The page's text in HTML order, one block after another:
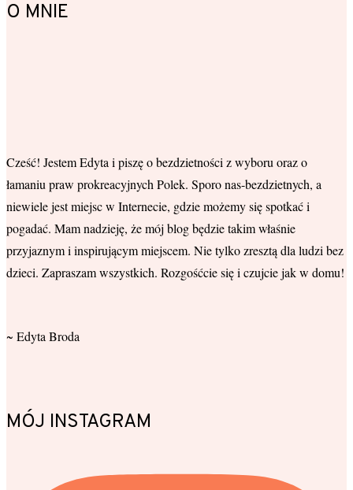
O MNIE
Cześć! Jestem Edyta i piszę o bezdzietności z wyboru oraz o
łamaniu praw prokreacyjnych Polek. Sporo nas-bezdzietnych, a
niewiele jest miejsc w Internecie, gdzie możemy się spotkać i
pogadać. Mam nadzieję, że mój blog będzie takim właśnie
przyjaznym i inspirującym miejscem. Nie tylko zresztą dla ludzi bez
dzieci. Zapraszam wszystkich. Rozgośćcie się i czujcie jak w domu!
~ Edyta Broda
MÓJ INSTAGRAM